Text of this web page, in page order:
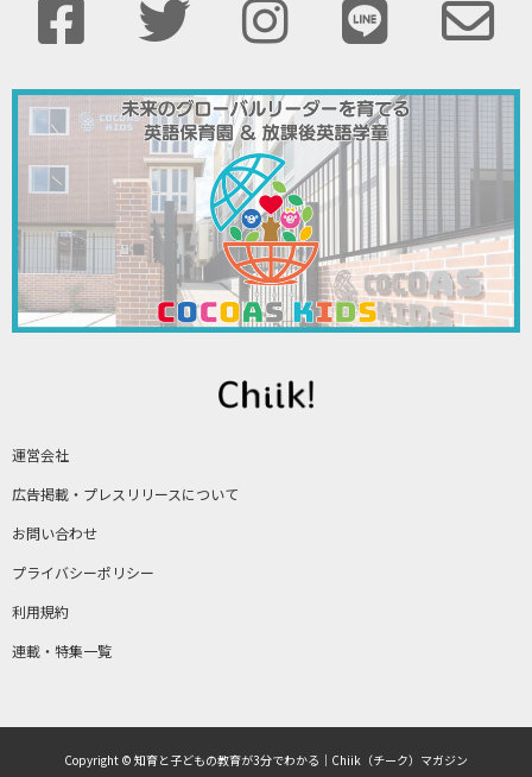
運営会社
広告掲載・プレスリリースについて
お問い合わせ
プライバシーポリシー
利用規約
連載・特集一覧
Copyright © 知育と子どもの教育が3分でわかる｜Chiik（チーク）マガジン